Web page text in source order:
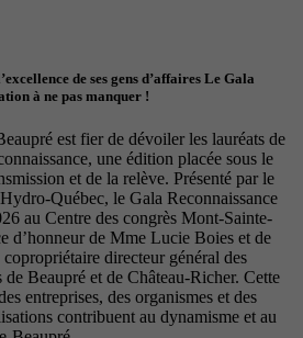
de ses gens d’affaires Le Gala
à ne pas manquer !
est fier de dévoiler les lauréats de
une édition placée sous le
et de la relève. Présenté par le
Québec, le Gala Reconnaissance
au Centre des congrès Mont-Sainte-
d’honneur de Mme Lucie Boies et de
directeur général des
Beaupré et de Château-Richer. Cette
entreprises, des organismes et des
contribuent au dynamisme et au